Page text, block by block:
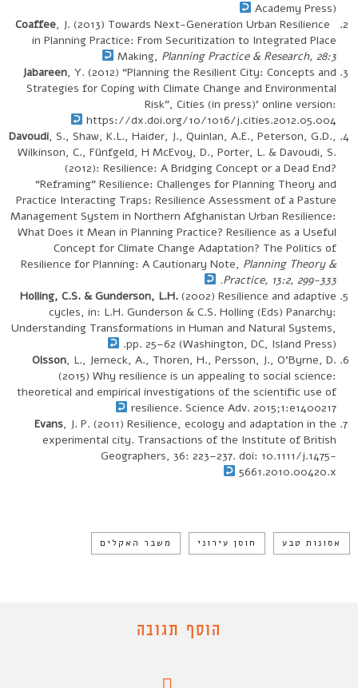
Academy Press)
Coaffee, J. (2013) Towards Next-Generation Urban Resilience
in Planning Practice: From Securitization to Integrated Place
Making, Planning Practice & Research, 28:3
Jabareen, Y. (2012) “Planning the Resilient City: Concepts and
Strategies for Coping with Climate Change and Environmental
Risk”, Cities (in press)’ online version:
https://dx.doi.org/10/1016/j.cities.2012.05.004
Davoudi, S., Shaw, K.L., Haider, J., Quinlan, A.E., Peterson, G.D.,
Wilkinson, C., Fünfgeld, H McEvoy, D., Porter, L. & Davoudi, S.
(2012): Resilience: A Bridging Concept or a Dead End?
“Reframing” Resilience: Challenges for Planning Theory and
Practice Interacting Traps: Resilience Assessment of a Pasture
Management System in Northern Afghanistan Urban Resilience:
What Does it Mean in Planning Practice? Resilience as a Useful
Concept for Climate Change Adaptation? The Politics of
Resilience for Planning: A Cautionary Note, Planning Theory &
Practice, 13:2, 299-333.
Holling, C.S. & Gunderson, L.H.(2002) Resilience and adaptive
cycles, in: L.H. Gunderson & C.S. Holling (Eds) Panarchy:
Understanding Transformations in Human and Natural Systems,
pp. 25–62 (Washington, DC, Island Press).
Olsson, L., Jerneck, A., Thoren, H., Persson, J., O’Byrne, D.
(2015) Why resilience is un appealing to social science:
theoretical and empirical investigations of the scientific use of
resilience. Science Adv. 2015;1:e1400217
Evans, J. P. (2011) Resilience, ecology and adaptation in the
experimental city. Transactions of the Institute of British
Geographers, 36: 223–237. doi: 10.1111/j.1475-
5661.2010.00420.x
אסונות טבע חוסן עירוני משבר האקלים
הוסף תגובה